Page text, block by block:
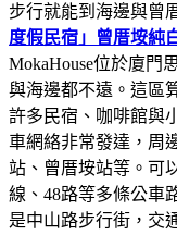
步行就能到海邊與曾
度假民宿」曾厝垵純
MokaHouse位於廈門
與海邊都不遠。這區
許多民宿、咖啡館與
車網絡非常發達，周
站、曾厝垵站等。可
線、48路等多條公車
是中山路步行街，交